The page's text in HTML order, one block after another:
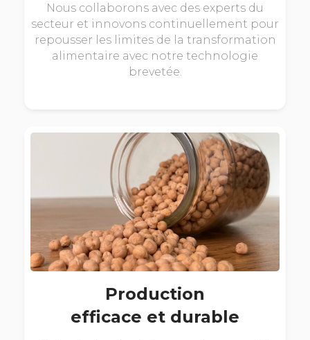
Nous collaborons avec des experts du
secteur et innovons continuellement pour
repousser les limites de la transformation
alimentaire avec notre technologie
brevetée.
Production
efficace et durable